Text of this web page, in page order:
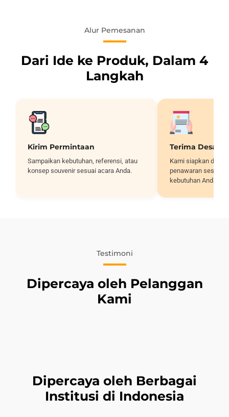
Alur Pemesanan
Dari Ide ke Produk, Dalam 4
Langkah
Kirim Permintaan
Sampaikan kebutuhan, referensi, atau
konsep souvenir sesuai acara Anda.
Terima Desain
Kami siapkan
penawaran sesuai
kebutuhan Anda.
Testimoni
Dipercaya oleh Pelanggan
Kami
Dipercaya oleh Berbagai
Institusi di Indonesia